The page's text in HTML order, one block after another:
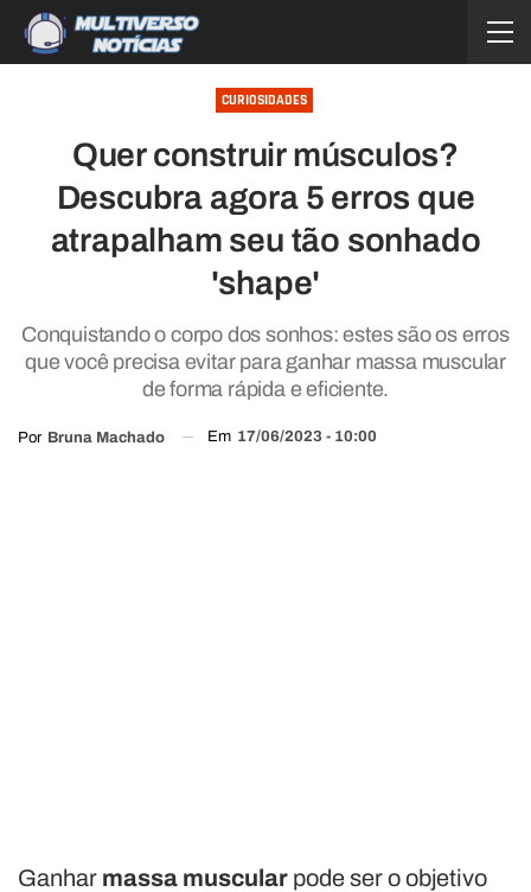
CURIOSIDADES
Quer construir músculos?
Descubra agora 5 erros que
atrapalham seu tão sonhado
'shape'
Conquistando o corpo dos sonhos: estes são os erros
que você precisa evitar para ganhar massa muscular
de forma rápida e eficiente.
Por Bruna Machado Em 17/06/2023 - 10:00
Ganhar massa muscular pode ser o objetivo